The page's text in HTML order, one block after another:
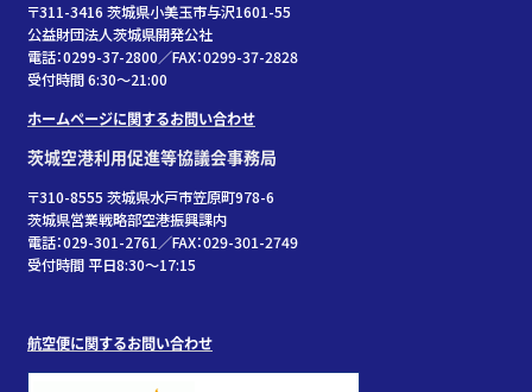
〒311-3416 茨城県小美玉市与沢1601-55
公益財団法人茨城県開発公社
電話：0299-37-2800／FAX：0299-37-2828
受付時間 6:30〜21:00
ホームページに関するお問い合わせ
茨城空港利用促進等協議会事務局
〒310-8555 茨城県水戸市笠原町978-6
茨城県営業戦略部空港振興課内
電話：029-301-2761／FAX：029-301-2749
受付時間 平日8:30～17:15
航空便に関するお問い合わせ